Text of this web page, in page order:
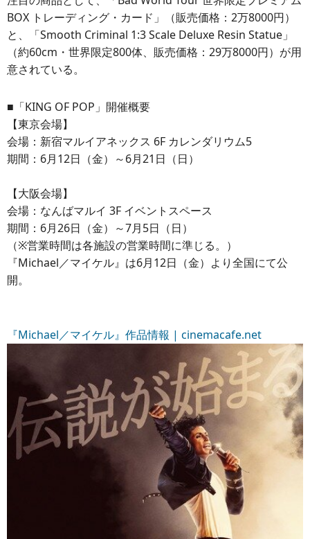
BOX トレーディング・カード」（販売価格：2万8000円）
と、「Smooth Criminal 1:3 Scale Deluxe Resin Statue」
（約60cm・世界限定800体、販売価格：29万8000円）が用
意されている。
■「KING OF POP」開催概要
【東京会場】
会場：新宿マルイアネックス 6F カレンダリウム5
期間：6月12日（金）～6月21日（日）
【大阪会場】
会場：なんばマルイ 3F イベントスペース
期間：6月26日（金）～7月5日（日）
（※営業時間は各施設の営業時間に準じる。）
『Michael／マイケル』は6月12日（金）より全国にて公
開。
『Michael／マイケル』作品情報 | cinemacafe.net